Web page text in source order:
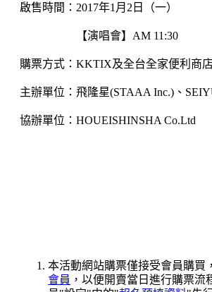
啟售時間：2017年1月2日（一）
【演唱會】AM 11:30
購票方式：KKTIX及全台全家便利商
主辦單位：飛隆星(STAAA Inc.)、
協辦單位：HOUEISHINSHA Co.Ltd
本活動網站購票僅接受會員購買
會員 ，以便開賣當日進行購票流